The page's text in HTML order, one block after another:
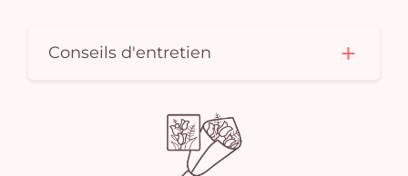
Conseils d'entretien